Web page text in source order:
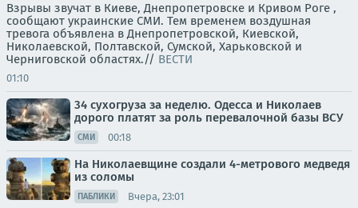
Взрывы звучат в Киеве, Днепропетровске и Кривом Роге ,
сообщают украинские СМИ. Тем временем воздушная
тревога объявлена в Днепропетровской, Киевской,
Николаевской, Полтавской, Сумской, Харьковской и
Черниговской областях.// ВЕСТИ
01:10
34 сухогруза за неделю. Одесса и Николаев
дорого платят за роль перевалочной базы ВСУ
СМИ 00:18
На Николаевщине создали 4-метрового медведя
из соломы
ПАБЛИКИ Вчера, 23:01